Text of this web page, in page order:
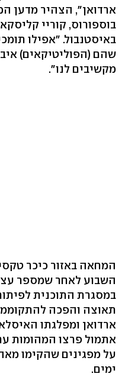
ארדואן", הצהיר מדען
בוספורוס, קוריי
באיסטנבול. "אפילו
שהם (הפוליטיקאים)
מקשיבים לנו".
המחאה באזור כיכר
השבוע לאחר שמספר
במסגרת התוכנית
תאוצה והפכה
ארדואן ומפלגתו
אתמול פרצו המהומות
על מפגינים שהקימו
ימים.